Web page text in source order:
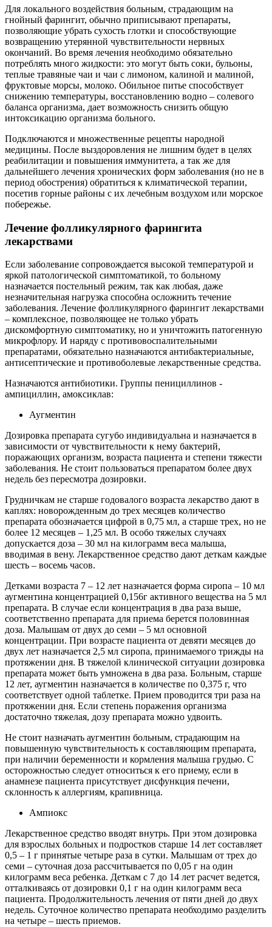
Для локального воздействия больным, страдающим на
гнойный фарингит, обычно приписывают препараты,
позволяющие убрать сухость глотки и способствующие
возвращению утерянной чувствительности нервных
окончаний. Во время лечения необходимо обязательно
потреблять много жидкости: это могут быть соки, бульоны,
теплые травяные чаи и чаи с лимоном, калиной и малиной,
фруктовые морсы, молоко. Обильное питье способствует
снижению температуры, восстановлению водно – солевого
баланса организма, дает возможность снизить общую
интоксикацию организма больного.
Подключаются и множественные рецепты народной
медицины. После выздоровления не лишним будет в целях
реабилитации и повышения иммунитета, а так же для
дальнейшего лечения хронических форм заболевания (но не в
период обострения) обратиться к климатической терапии,
посетив горные районы с их лечебным воздухом или морское
побережье.
Лечение фолликулярного фарингита
лекарствами
Если заболевание сопровождается высокой температурой и
яркой патологической симптоматикой, то больному
назначается постельный режим, так как любая, даже
незначительная нагрузка способна осложнить течение
заболевания. Лечение фолликулярного фарингит лекарствами
– комплексное, позволяющее не только убрать
дискомфортную симптоматику, но и уничтожить патогенную
микрофлору. И наряду с противовоспалительными
препаратами, обязательно назначаются антибактериальные,
антисептические и противоболевые лекарственные средства.
Назначаются антибиотики. Группы пенициллинов -
ампициллин, амоксиклав:
Аугментин
Дозировка препарата сугубо индивидуальна и назначается в
зависимости от чувствительности к нему бактерий,
поражающих организм, возраста пациента и степени тяжести
заболевания. Не стоит пользоваться препаратом более двух
недель без пересмотра дозировки.
Грудничкам не старше годовалого возраста лекарство дают в
каплях: новорожденным до трех месяцев количество
препарата обозначается цифрой в 0,75 мл, а старше трех, но не
более 12 месяцев – 1,25 мл. В особо тяжелых случаях
допускается доза – 30 мл на килограмм веса малыша,
вводимая в вену. Лекарственное средство дают деткам каждые
шесть – восемь часов.
Детками возраста 7 – 12 лет назначается форма сиропа – 10 мл
аугментина концентрацией 0,156г активного вещества на 5 мл
препарата. В случае если концентрация в два раза выше,
соответственно препарата для приема берется половинная
доза. Малышам от двух до семи – 5 мл основной
концентрации. При возрасте пациента от девяти месяцев до
двух лет назначается 2,5 мл сиропа, принимаемого трижды на
протяжении дня. В тяжелой клинической ситуации дозировка
препарата может быть умножена в два раза. Больным, старше
12 лет, аугментин назначается в количестве по 0,375 г, что
соответствует одной таблетке. Прием проводится три раза на
протяжении дня. Если степень поражения организма
достаточно тяжелая, дозу препарата можно удвоить.
Не стоит назначать аугментин больным, страдающим на
повышенную чувствительность к составляющим препарата,
при наличии беременности и кормления малыша грудью. С
осторожностью следует относиться к его приему, если в
анамнезе пациента присутствует дисфункция печени,
склонность к аллергиям, крапивница.
Ампиокс
Лекарственное средство вводят внутрь. При этом дозировка
для взрослых больных и подростков старше 14 лет составляет
0,5 – 1 г принятые четыре раза в сутки. Малышам от трех до
семи – суточная доза рассчитывается по 0,05 г на один
килограмм веса ребенка. Деткам с 7 до 14 лет расчет ведется,
отталкиваясь от дозировки 0,1 г на один килограмм веса
пациента. Продолжительность лечения от пяти дней до двух
недель. Суточное количество препарата необходимо разделить
на четыре – шесть приемов.